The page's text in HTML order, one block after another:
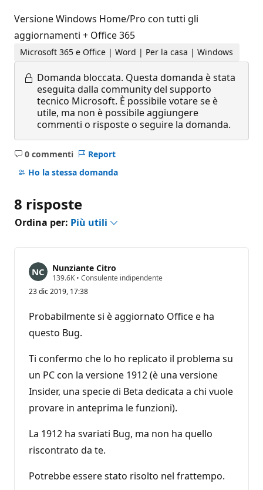
Versione Windows Home/Pro con tutti gli
aggiornamenti + Office 365
Microsoft 365 e Office | Word | Per la casa | Windows
Domanda bloccata. Questa domanda è stata
eseguita dalla community del supporto
tecnico Microsoft. È possibile votare se è
utile, ma non è possibile aggiungere
commenti o risposte o seguire la domanda.
0 commenti
Nessun
commento
Report
Ho la stessa domanda
8 risposte
Ordina per: Più utili
Nunziante Citro
139.6K P
n
i
d
i
r
p
u
t
z
o
• Consulente indipendente
23 dic 2019, 17:38
Probabilmente si è aggiornato Office e ha
questo Bug.
Ti confermo che lo ho replicato il problema su
un PC con la versione 1912 (è una versione
Insider, una specie di Beta dedicata a chi vuole
provare in anteprima le funzioni).
La 1912 ha svariati Bug, ma non ha quello
riscontrato da te.
Potrebbe essere stato risolto nel frattempo.